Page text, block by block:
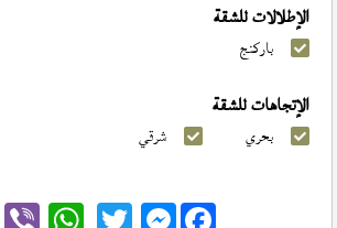
الإطلالات للشقة
باركنج
الإتجاهات للشقة
بحري شرقي
Messenger